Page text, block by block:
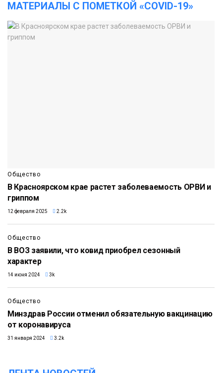
МАТЕРИАЛЫ С ПОМЕТКОЙ «COVID-19»
Общество
В Красноярском крае растет заболеваемость ОРВИ и
гриппом
12 февраля 2025 2.2k
Общество
В ВОЗ заявили, что ковид приобрел сезонный
характер
14 июня 2024 3k
Общество
Минздрав России отменил обязательную вакцинацию
от коронавируса
31 января 2024 3.2k